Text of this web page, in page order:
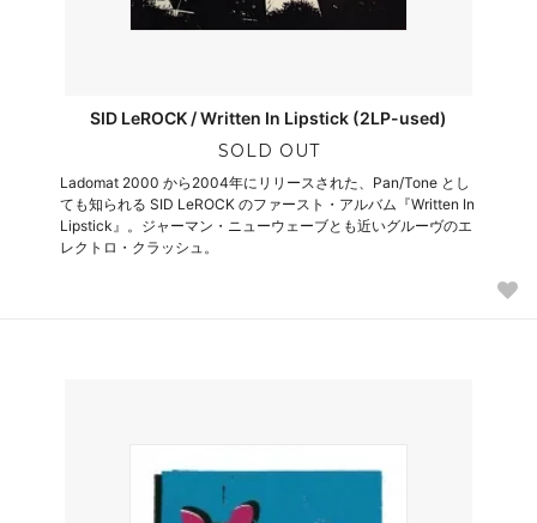
SID LeROCK / Written In Lipstick (2LP-used)
SOLD OUT
Ladomat 2000 から2004年にリリースされた、Pan/Tone とし
ても知られる SID LeROCK のファースト・アルバム『Written In
Lipstick』。ジャーマン・ニューウェーブとも近いグルーヴのエ
レクトロ・クラッシュ。